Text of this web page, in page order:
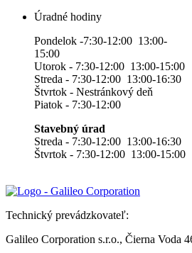
Úradné hodiny
Pondelok -7:30-12:00 13:00-
15:00
Utorok - 7:30-12:00 13:00-15:00
Streda - 7:30-12:00 13:00-16:30
Štvrtok - Nestránkový deň
Piatok - 7:30-12:00
Stavebný úrad
Streda - 7:30-12:00 13:00-16:30
Štvrtok - 7:30-12:00 13:00-15:00
Technický prevádzkovateľ:
Galileo Corporation s.r.o., Čierna Voda